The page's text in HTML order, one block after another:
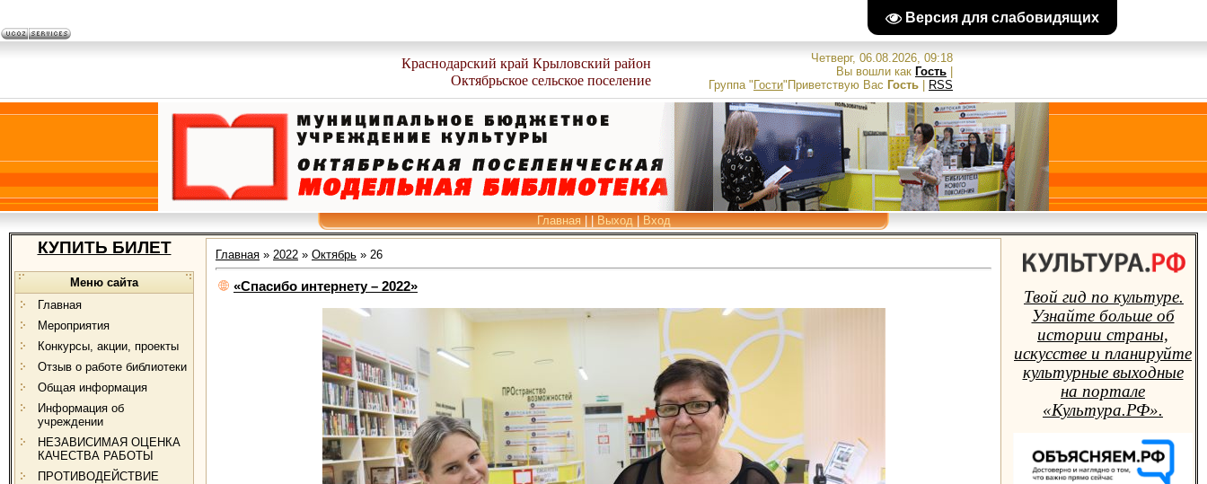
Версия для слабовидящих
Краснодарский край Крыловский район
Октябрьское сельское поселение
Четверг, 06.08.2026, 09:18
Вы вошли как Гость
Группа" Гости" Приветствую Вас Гость RSS
Главная||Выход|Вход
КУПИТЬ БИЛЕТ
Меню сайта
Главная
Мероприятия
Конкурсы, акции, проекты
Отзыв о работе библиотеки
Общая информация
Информация об
учреждении
НЕЗАВИСИМАЯ ОЦЕНКА
КАЧЕСТВА РАБОТЫ
ПРОТИВОДЕЙСТВИЕ
Главная » 2022 » Октябрь » 26
«Спасибо интернету – 2022»
Твой гид по культуре.
Узнайте больше об
истории страны,
искусстве и планируйте
культурные выходные
на портале
«Культура.РФ».